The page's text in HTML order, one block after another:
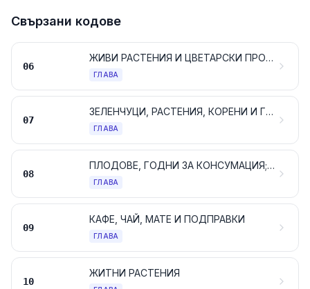
Свързани кодове
06
ЖИВИ РАСТЕНИЯ И ЦВЕТАРСКИ ПРОДУКТИ
ГЛАВА
07
ЗЕЛЕНЧУЦИ, РАСТЕНИЯ, КОРЕНИ И ГРУДКИ, ГОДНИ ЗА КОНСУМАЦИЯ
ГЛАВА
08
ПЛОДОВЕ, ГОДНИ ЗА КОНСУМАЦИЯ; ЦИТРУСОВИ ИЛИ ПЪПЕШОВИ КОРИ
ГЛАВА
09
КАФЕ, ЧАЙ, МАТЕ И ПОДПРАВКИ
ГЛАВА
10
ЖИТНИ РАСТЕНИЯ